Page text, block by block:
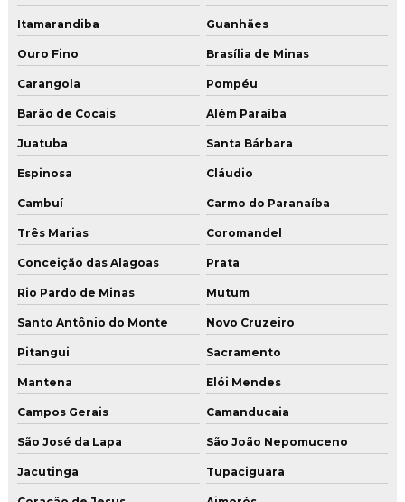
Itamarandiba Guanhães
Ouro Fino Brasília de Minas
Carangola Pompéu
Barão de Cocais Além Paraíba
Juatuba Santa Bárbara
Espinosa Cláudio
Cambuí Carmo do Paranaíba
Três Marias Coromandel
Conceição das Alagoas Prata
Rio Pardo de Minas Mutum
Santo Antônio do Monte Novo Cruzeiro
Pitangui Sacramento
Mantena Elói Mendes
Campos Gerais Camanducaia
São José da Lapa São João Nepomuceno
Jacutinga Tupaciguara